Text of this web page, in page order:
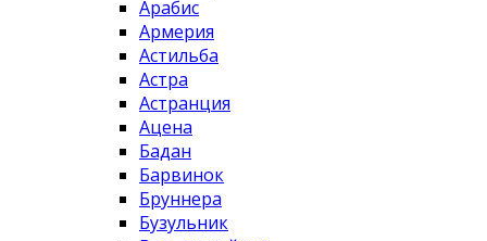
Арабис
Армерия
Астильба
Астра
Астранция
Ацена
Бадан
Барвинок
Бруннера
Бузульник